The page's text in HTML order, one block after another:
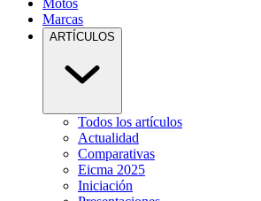
Motos
Marcas
ARTÍCULOS
Todos los artículos
Actualidad
Comparativas
Eicma 2025
Iniciación